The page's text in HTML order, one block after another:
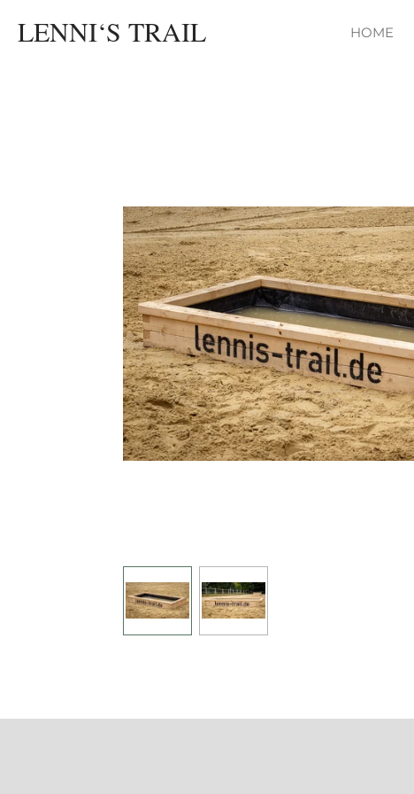
Hauptinhalt
LENNI‘S TRAIL HOME